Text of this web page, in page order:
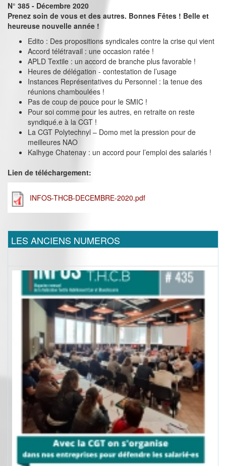
N° 385 - Décembre 2020
Prenez soin de vous et des autres. Bonnes Fêtes ! Belle et
heureuse nouvelle année !
Edito : Des propositions syndicales contre la crise qui vient
Accord télétravail : une occasion ratée !
APLD Textile : un accord de branche plus favorable !
Heures de délégation - contestation de l’usage
Instances Représentatives du Personnel : la tenue des
réunions chamboulées !
Pas de coup de pouce pour le SMIC !
Pour soi comme pour les autres, en retraite on reste
syndiqué.e à la CGT !
La CGT Polytechnyl – Domo met la pression pour de
meilleures NAO
Kalhyge Chatenay : un accord pour l’emploi des salariés !
Lien de téléchargement:
INFOS-THCB-DECEMBRE-2020.pdf
LES ANCIENS NUMEROS